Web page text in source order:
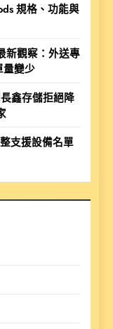
規格、功能與
新觀察：外送專
量變少
鑫存儲拒絕降
支援設備名單